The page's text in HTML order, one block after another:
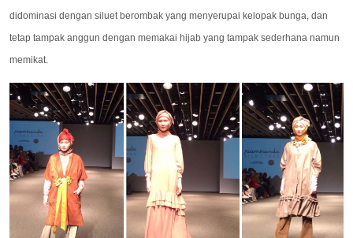
didominasi dengan siluet berombak yang menyerupai kelopak bunga, dan
tetap tampak anggun dengan memakai hijab yang tampak sederhana namun
memikat.